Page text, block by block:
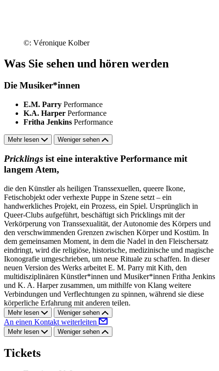
©: Véronique Kolber
Was Sie sehen und hören werden
Die Musiker*innen
E.M. Parry Performance
K.A. Harper Performance
Fritha Jenkins Performance
Mehr lesen Weniger sehen
Pricklings ist eine interaktive Performance mit
langem Atem,
die den Künstler als heiligen Transsexuellen, queere Ikone,
Fetischobjekt oder verhexte Puppe in Szene setzt – ein
handwerkliches Projekt, ein Prozess, ein Spiel. Ursprünglich in
Queer-Clubs aufgeführt, beschäftigt sich Pricklings mit der
Verkörperung von Transsexualität, der Autonomie des Körpers und
den verschwimmenden Grenzen zwischen Körper und Kostüm. In
dem gemeinsamen Moment, in dem die Nadel in den Fleischersatz
eindringt, wird die religiöse, historische, medizinische und magische
Ikonografie umgeschrieben, um neue Rituale zu schaffen. In dieser
neuen Version des Werks arbeitet E. M. Parry mit Kith, den
multidisziplinären Künstler*innen und Musiker*innen Fritha Jenkins
und K. A. Harper zusammen, um mithilfe von Klang weitere
Verbindungen und Verflechtungen zu spinnen, während sie diese
körperliche Erfahrung mit anderen teilen.
Mehr lesen Weniger sehen
An einen Kontakt weiterleiten
Mehr lesen Weniger sehen
Tickets